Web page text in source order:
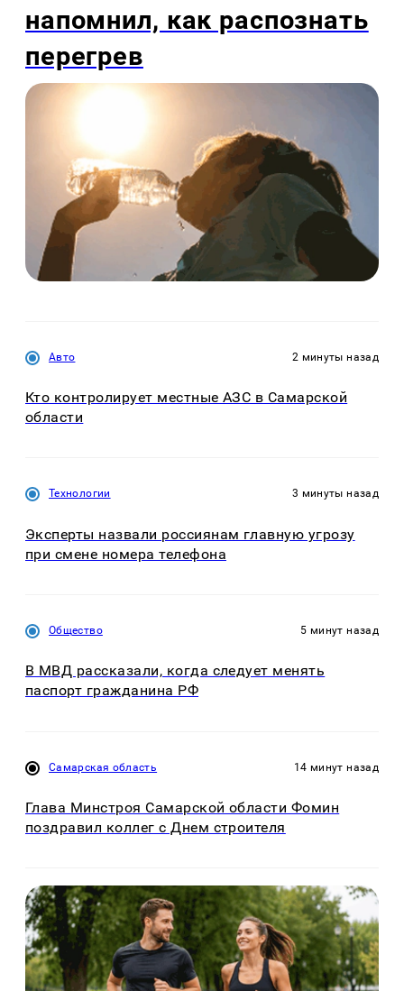
напомнил, как распознать
перегрев
Авто 2 минуты назад
Кто контролирует местные АЗС в Самарской
области
Технологии 3 минуты назад
Эксперты назвали россиянам главную угрозу
при смене номера телефона
Общество 5 минут назад
В МВД рассказали, когда следует менять
паспорт гражданина РФ
Самарская область 14 минут назад
Глава Минстроя Самарской области Фомин
поздравил коллег с Днем строителя